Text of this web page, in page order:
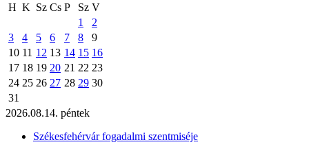
H K Sz Cs P Sz V
1
2
3
4 5 6 7 8
9
10 11 12 13 14 15 16
17 18 19 20 21 22 23
24 25 26 27 28 29 30
31
2026.08.14. péntek
Székesfehérvár fogadalmi szentmiséje